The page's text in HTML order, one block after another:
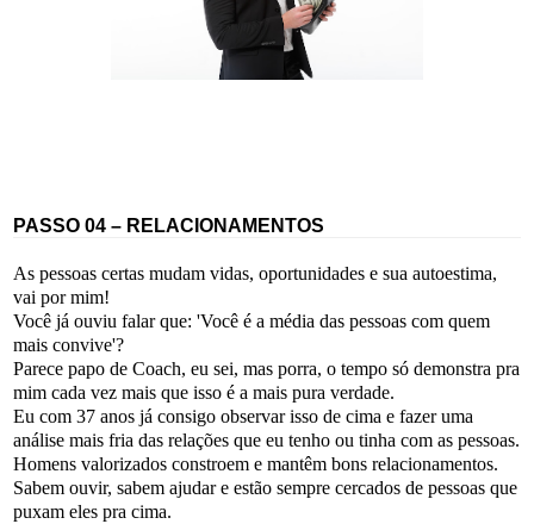
PASSO 04 – RELACIONAMENTOS
As pessoas certas mudam vidas, oportunidades e sua autoestima,
vai por mim!
Você já ouviu falar que: 'Você é a média das pessoas com quem
mais convive'?
Parece papo de Coach, eu sei, mas porra, o tempo só demonstra pra
mim cada vez mais que isso é a mais pura verdade.
Eu com 37 anos já consigo observar isso de cima e fazer uma
análise mais fria das relações que eu tenho ou tinha com as pessoas.
Homens valorizados constroem e mantêm bons relacionamentos.
Sabem ouvir, sabem ajudar e estão sempre cercados de pessoas que
puxam eles pra cima.